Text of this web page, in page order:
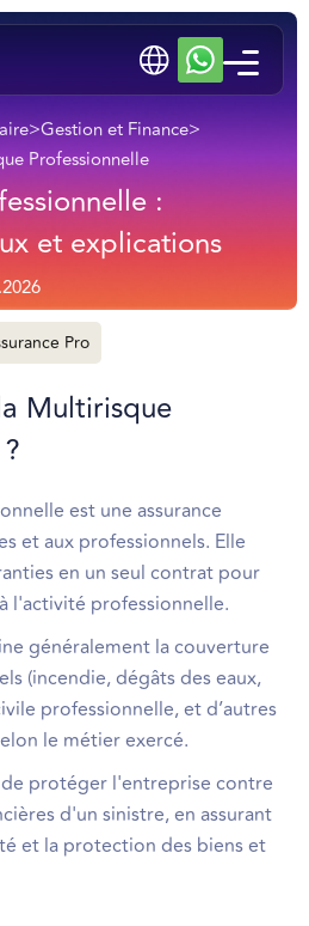
>Gestion et Finance>
Professionnelle
:
et explications
Pro
Multirisque
est une assurance
et aux professionnels. Elle
en un seul contrat pour
l'activité professionnelle.
généralement la couverture
(incendie, dégâts des eaux,
professionnelle, et d’autres
le métier exercé.
protéger l'entreprise contre
d'un sinistre, en assurant
et la protection des biens et